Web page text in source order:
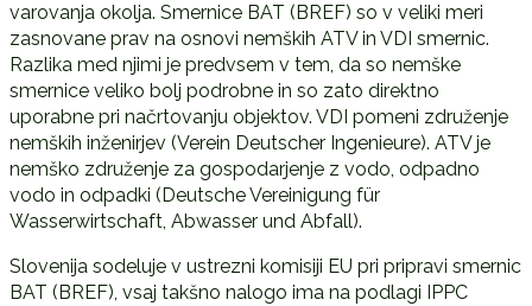
varovanja okolja. Smernice BAT (BREF) so v veliki meri
zasnovane prav na osnovi nemških ATV in VDI smernic.
Razlika med njimi je predvsem v tem, da so nemške
smernice veliko bolj podrobne in so zato direktno
uporabne pri načrtovanju objektov. VDI pomeni združenje
nemških inženirjev (Verein Deutscher Ingenieure). ATV je
nemško združenje za gospodarjenje z vodo, odpadno
vodo in odpadki (Deutsche Vereinigung für
Wasserwirtschaft, Abwasser und Abfall).
Slovenija sodeluje v ustrezni komisiji EU pri pripravi smernic
BAT (BREF), vsaj takšno nalogo ima na podlagi IPPC